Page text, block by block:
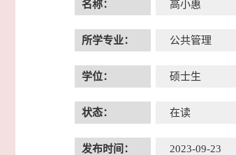
名称： 高小惠
所学专业： 公共管理
学位： 硕士生
状态： 在读
发布时间： 2023-09-23